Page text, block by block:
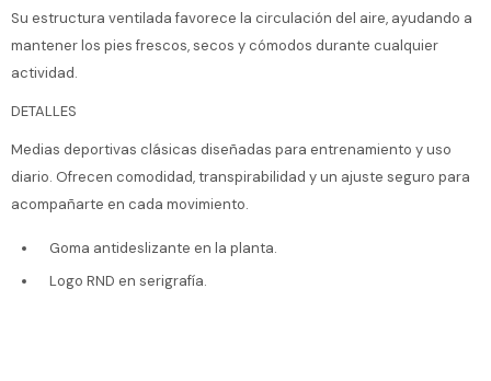
Su estructura ventilada favorece la circulación del aire, ayudando a
mantener los pies frescos, secos y cómodos durante cualquier
actividad.
DETALLES
Medias deportivas clásicas diseñadas para entrenamiento y uso
diario. Ofrecen comodidad, transpirabilidad y un ajuste seguro para
acompañarte en cada movimiento.
Goma antideslizante en la planta.
Logo RND en serigrafía.